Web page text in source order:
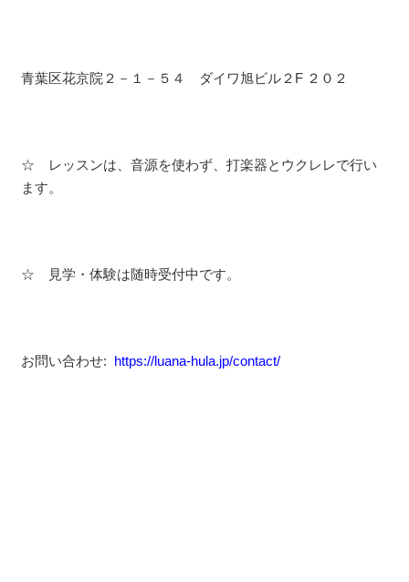
青葉区花京院２－１－５４ ダイワ旭ビル２F ２０２
☆ レッスンは、音源を使わず、打楽器とウクレレで行い
ます。
☆ 見学・体験は随時受付中です。
お問い合わせ: https://luana-hula.jp/contact/